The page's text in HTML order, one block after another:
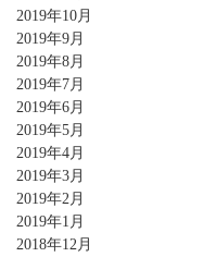
2019年10月
2019年9月
2019年8月
2019年7月
2019年6月
2019年5月
2019年4月
2019年3月
2019年2月
2019年1月
2018年12月